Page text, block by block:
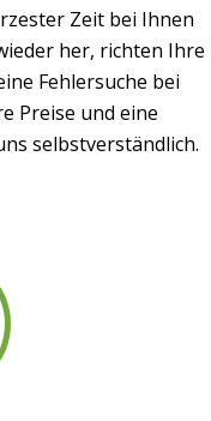
Zeit bei Ihnen
her, richten Ihre
Fehlersuche bei
Preise und eine
selbstverständlich.